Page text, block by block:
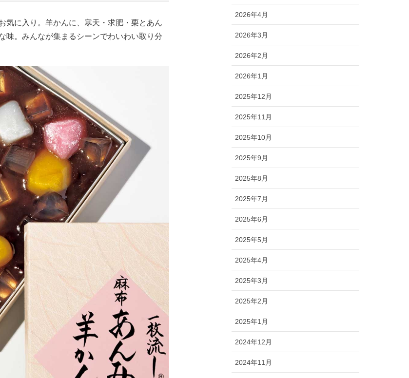
気に入り。羊かんに、寒天・求肥・栗とあん
味。みんなが集まるシーンでわいわい取り分
2026年4月
2026年3月
2026年2月
2026年1月
2025年12月
2025年11月
2025年10月
2025年9月
2025年8月
2025年7月
2025年6月
2025年5月
2025年4月
2025年3月
2025年2月
2025年1月
2024年12月
2024年11月